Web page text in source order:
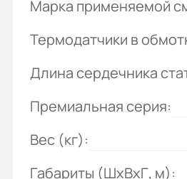
Марка применяемой
Термодатчики в
Длина сердечника
Премиальная серия:
Вес (кг):
Габариты (ШхВхГ, м):